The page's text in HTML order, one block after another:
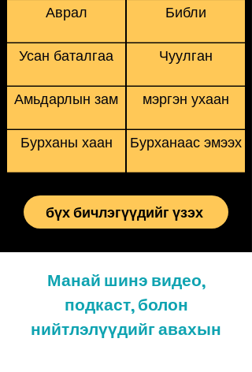
Аврал
Усан баталгаа
Амьдарлын зам
Бурханы хаан
Библи
Чуулган
мэргэн ухаан
Бурханаас эмээх
бүх бичлэгүүдийг үзэх
Манай шинэ видео,
подкаст, болон
нийтлэлүүдийг авахын